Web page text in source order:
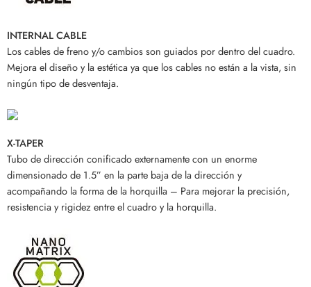
INTERNAL CABLE
Los cables de freno y/o cambios son guiados por dentro del cuadro.
Mejora el diseño y la estética ya que los cables no están a la vista, sin
ningún tipo de desventaja.
X-TAPER
Tubo de dirección conificado externamente con un enorme
dimensionado de 1.5” en la parte baja de la dirección y
acompañando la forma de la horquilla – Para mejorar la precisión,
resistencia y rigidez entre el cuadro y la horquilla.